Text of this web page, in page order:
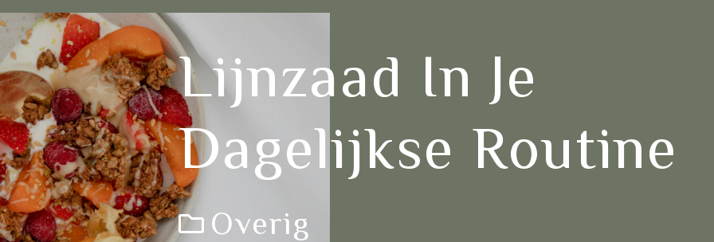
Lijnzaad In Je
Dagelijkse Routine
Overig